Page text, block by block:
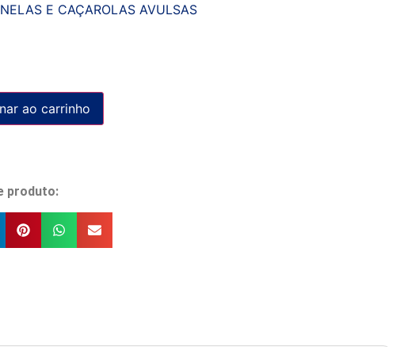
E CAÇAROLAS AVULSAS
ao carrinho
produto: